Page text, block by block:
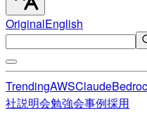
OriginalEnglish
TrendingAWSClaude
社説明会勉強会事例採用